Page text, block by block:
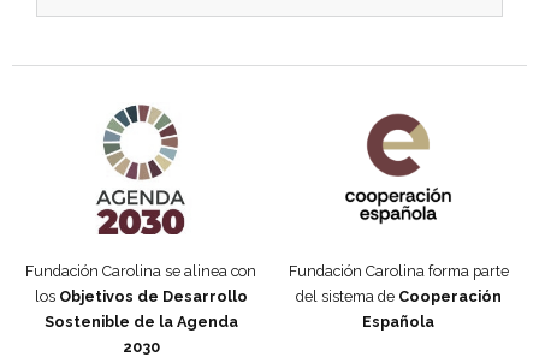
Fundación Carolina se alinea con
los Objetivos de Desarrollo
Sostenible de la Agenda
2030
Fundación Carolina forma parte
del sistema de Cooperación
Española